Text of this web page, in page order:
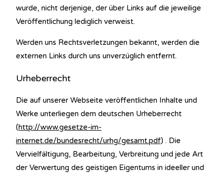
wurde, nicht derjenige, der über Links auf die jeweilige
Veröffentlichung lediglich verweist.
Werden uns Rechtsverletzungen bekannt, werden die
externen Links durch uns unverzüglich entfernt.
Urheberrecht
Die auf unserer Webseite veröffentlichen Inhalte und
Werke unterliegen dem deutschen Urheberrecht
(http://www.gesetze-im-
internet.de/bundesrecht/urhg/gesamt.pdf) . Die
Vervielfältigung, Bearbeitung, Verbreitung und jede Art
der Verwertung des geistigen Eigentums in ideeller und